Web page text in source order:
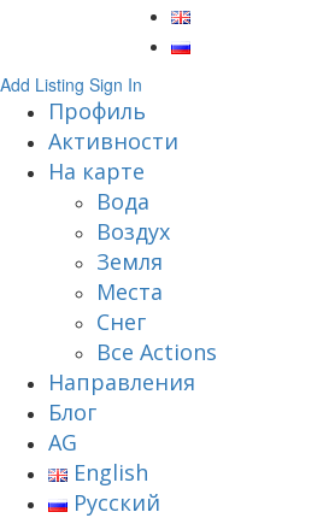
Add Listing Sign In
Профиль
Активности
На карте
Вода
Воздух
Земля
Места
Снег
Все Actions
Направления
Блог
AG
English
Русский